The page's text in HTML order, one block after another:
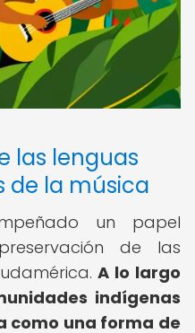
las lenguas
de la música
un papel
de las
A lo largo
indígenas
como una forma de